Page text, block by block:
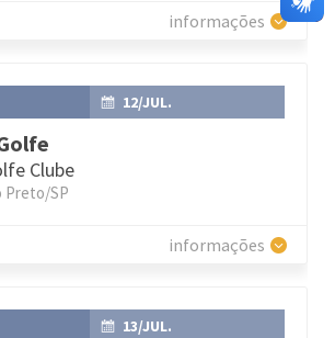
informações
12/JUL.
Clube
Preto/SP
informações
13/JUL.